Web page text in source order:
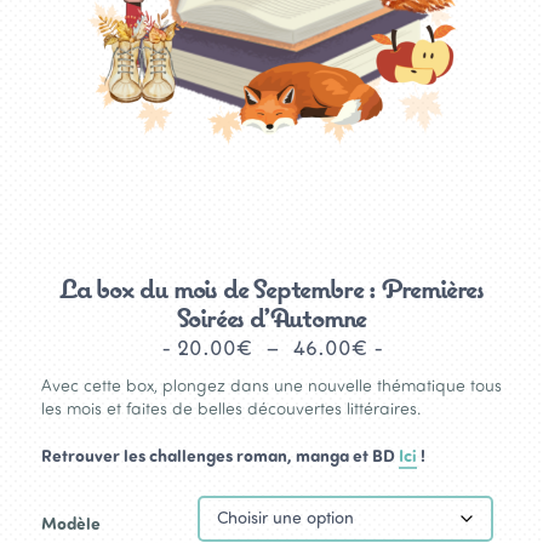
La box du mois de Septembre : Premières
Soirées d’Automne
20.00€ – 46.00€Plage
de
prix :
à
46.00€
Avec cette box, plongez dans une nouvelle thématique tous
les mois et faites de belles découvertes littéraires.
Retrouver les challenges roman, manga et BD Ici !
Modèle